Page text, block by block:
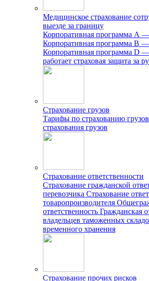
Медицинское страхование
выезде за границу
Корпоративная программа А
Корпоративная программа B
Корпоративная программа D
работает страховая защита за
Страхование грузов
Тарифы по страхованию грузов
страхования грузов
Страхование ответственности
Страхование гражданской
перевозчика Страхование
товаропроизводителя
ответственность Гражданская
владельцев таможенных
временного хранения
Страхование прочих рисков